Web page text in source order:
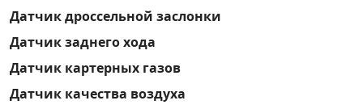
Датчик дроссельной заслонки
Датчик заднего хода
Датчик картерных газов
Датчик качества воздуха